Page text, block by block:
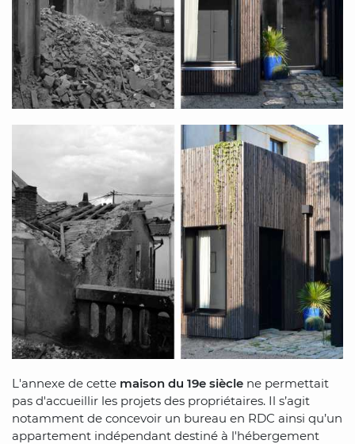
L'annexe de cette maison du 19e siècle ne permettait
pas d'accueillir les projets des propriétaires. Il s’agit
notamment de concevoir un bureau en RDC ainsi qu’un
appartement indépendant destiné à l'hébergement